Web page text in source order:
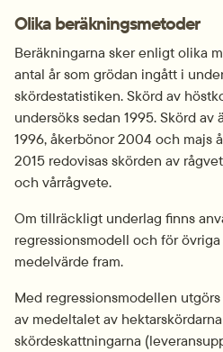
Olika beräkningsmetoder
Beräkningarna sker enligt olika
antal år som grödan ingått i
skördestatistiken. Skörd av
undersöks sedan 1995. Skörd
1996, åkerbönor 2004 och majs
2015 redovisas skörden av
och vårrågvete.
Om tillräckligt underlag finns
regressionsmodell och för
medelvärde fram.
Med regressionsmodellen
av medeltalet av
skördeskattningarna